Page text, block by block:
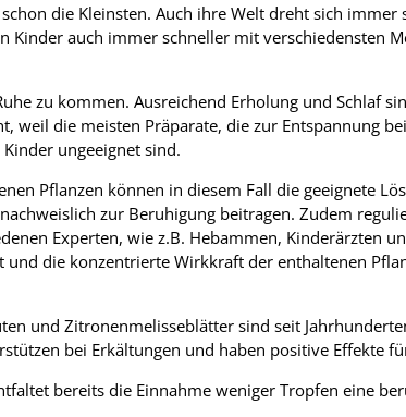
die Kleinsten. Auch ihre Welt dreht sich
auch immer schneller mit verschiedensten
zu kommen. Ausreichend Erholung und Schlaf
weil die meisten Präparate, die zur Entspannung
ungeeignet sind.
Pflanzen können in diesem Fall die geeignete
zur Beruhigung beitragen. Zudem
Experten, wie z.B. Hebammen, Kinderärzten
die konzentrierte Wirkkraft der enthaltenen
und Zitronenmelisseblätter sind seit
bei Erkältungen und haben positive Effekte
bereits die Einnahme weniger Tropfen eine